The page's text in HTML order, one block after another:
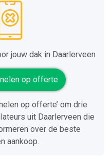
jouw dak in Daarlerveen
op offerte
op offerte’ om drie
uit Daarlerveen die
over de beste
aankoop.